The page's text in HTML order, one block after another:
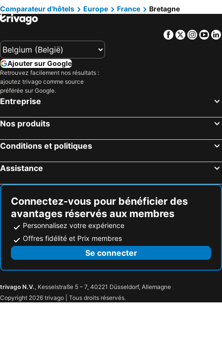
Hôtels Douarnenez
Hôtels Plescop
Hôtels Rochefort-en-Terre
Hôtels Dol-de-Bretagne
Hôtels Plérin
Hôtels Camaret-Sur-Mer
Hôtels Gouesnou
Hôtels Erdeven
Hôtels Merdrignac
Hôtels Tregastel
Hôtels Le Vivier-sur-Mer
Hôtels Bangor
Comparateur d'hôtels Europe France Bretagne
Facebook
Twitter
Ajouter sur Google
Retrouvez facilement nos résultats :
ajoutez trivago comme source
préférée sur Google.
Entreprise
Nos produits
Conditions et politiques
Assistance
Connectez-vous pour bénéficier des
avantages réservés aux membres
Personnalisez votre expérience
Offres fidélité et Prix membres
Se connecter
trivago N.V., Kesselstraße 5 – 7, 40221 Düsseldorf, Allemagne
Copyright 2026 trivago | Tous droits réservés.